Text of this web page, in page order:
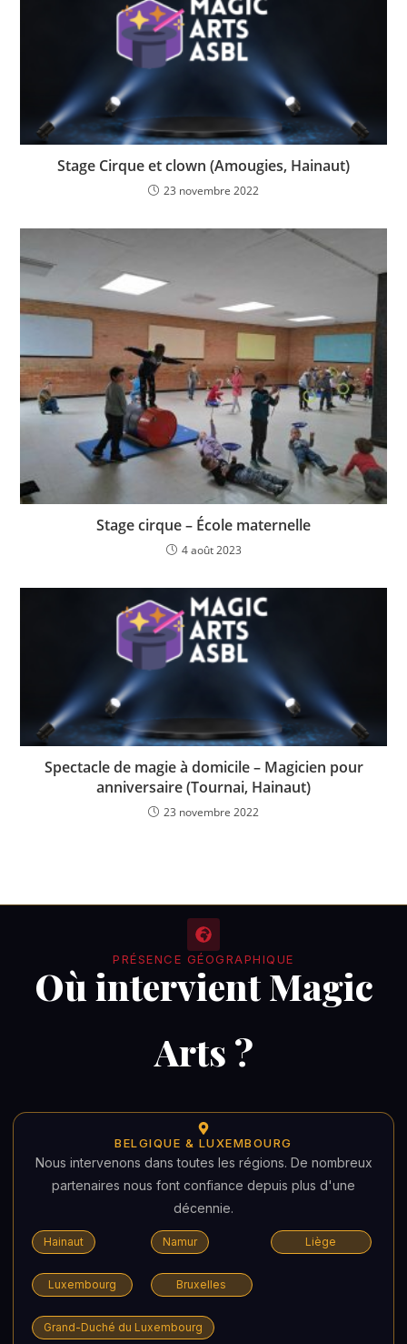
Stage Cirque et clown (Amougies, Hainaut)
23 novembre 2022
Stage cirque – École maternelle
4 août 2023
Spectacle de magie à domicile – Magicien pour
anniversaire (Tournai, Hainaut)
23 novembre 2022
PRÉSENCE GÉOGRAPHIQUE
Où intervient Magic
Arts ?
BELGIQUE & LUXEMBOURG
Nous intervenons dans toutes les régions. De nombreux
partenaires nous font confiance depuis plus d'une
décennie.
Hainaut Namur Liège
Luxembourg Bruxelles
Grand-Duché du Luxembourg